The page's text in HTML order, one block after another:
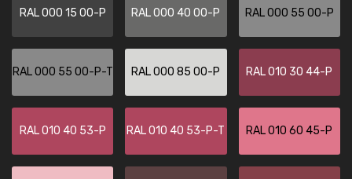
RAL 000 15 00-P RAL 000 40 00-P RAL 000 55 00-P
RAL 000 55 00-P-T RAL 000 85 00-P RAL 010 30 44-P
RAL 010 40 53-P RAL 010 40 53-P-T RAL 010 60 45-P